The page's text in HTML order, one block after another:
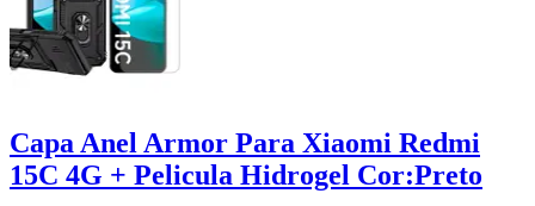
Capa Anel Armor Para Xiaomi Redmi
15C 4G + Pelicula Hidrogel Cor:Preto